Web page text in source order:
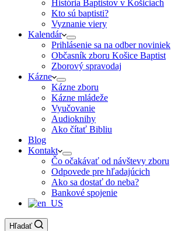
História Baptistov v Košiciach
Kto sú baptisti?
Vyznanie viery
Kalendár
Prihlásenie sa na odber noviniek
Občasník zboru Košice Baptist
Zborový spravodaj
Kázne
Kázne zboru
Kázne mládeže
Vyučovanie
Audioknihy
Ako čítať Bibliu
Blog
Kontakt
Čo očakávať od návštevy zboru
Odpovede pre hľadajúcich
Ako sa dostať do neba?
Bankové spojenie
Hľadať